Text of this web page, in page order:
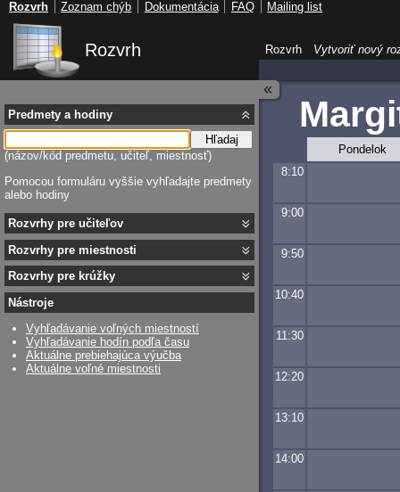
Rozvrh
Pondelok
8:10
9:00
9:50
10:40
11:30
12:20
13:10
14:00
Predmety a hodiny
Hľadaj
(názov/kód predmetu, učiteľ, miestnosť)
Pomocou formuláru vyššie vyhľadajte predmety
alebo hodiny
Rozvrhy pre učiteľov
Rozvrhy pre miestnosti
Rozvrhy pre krúžky
Nástroje
Vyhľadávanie voľných miestností
Vyhľadávanie hodín podľa času
Aktuálne prebiehajúca výučba
Aktuálne voľné miestnosti
Rozvrh Vytvoriť nový
Rozvrh Zoznam chýb Dokumentácia FAQ Mailing list